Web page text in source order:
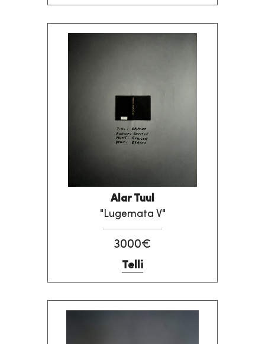
Alar Tuul
"Lugemata V"
3000€
Telli